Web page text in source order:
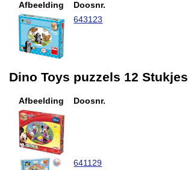
Afbeelding
Doosnr.
643123
Dino Toys puzzels 12 Stukjes
Afbeelding Doosnr.
641129